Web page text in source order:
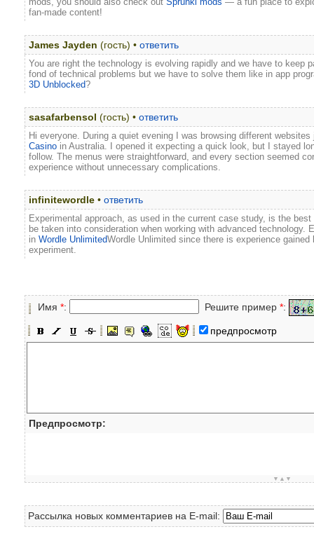
fan-made content!
James Jayden (гость) • ответить
You are right the technology is evolving rapidly and we have to keep
fond of technical problems but we have to solve them like in app
3D Unblocked?
sasafarbensol (гость) • ответить
Hi everyone. During a quiet evening I was browsing different
Casino in Australia. I opened it expecting a quick look, but I stayed
follow. The menus were straightforward, and every section seemed
experience without unnecessary complications.
infinitewordle • ответить
Experimental approach, as used in the current case study, is the
be taken into consideration when working with advanced
in Wordle UnlimitedWordle Unlimited since there is experience
experiment.
Имя *: Решите пример *:
предпросмотр
Предпросмотр:
▼▲▼
Рассылка новых комментариев на E-mail: